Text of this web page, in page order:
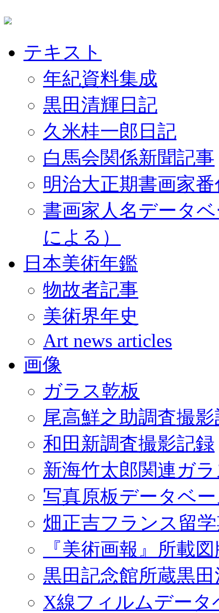
テキスト
年紀資料集成
黒田清輝日記
久米桂一郎日記
白馬会関係新聞記事
明治大正期書画家
書画家人名データ
による）
日本美術年鑑
物故者記事
美術界年史
Art news articles
画像
ガラス乾板
尾高鮮之助調査撮
和田新調査撮影記録
新海竹太郎関連ガ
写真原板データベ
畑正吉フランス留
『美術画報』所載
黒田記念館所蔵黒
X線フィルムデータ